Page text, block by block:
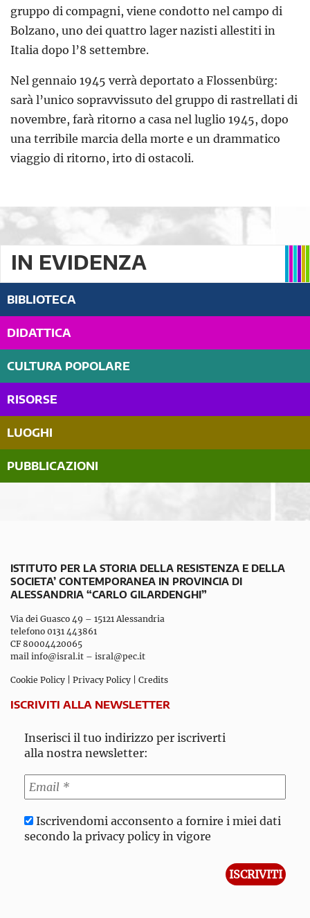
gruppo di compagni, viene condotto nel campo di
Bolzano, uno dei quattro lager nazisti allestiti in
Italia dopo l’8 settembre.
Nel gennaio 1945 verrà deportato a Flossenbürg:
sarà l’unico sopravvissuto del gruppo di rastrellati di
novembre, farà ritorno a casa nel luglio 1945, dopo
una terribile marcia della morte e un drammatico
viaggio di ritorno, irto di ostacoli.
IN EVIDENZA
BIBLIOTECA
DIDATTICA
CULTURA POPOLARE
RISORSE
LUOGHI
PUBBLICAZIONI
ISTITUTO PER LA STORIA DELLA RESISTENZA E DELLA
SOCIETA’ CONTEMPORANEA IN PROVINCIA DI
ALESSANDRIA “CARLO GILARDENGHI”
Via dei Guasco 49 – 15121 Alessandria
telefono 0131 443861
CF 80004420065
mail info@isral.it – isral@pec.it
Cookie Policy Privacy Policy Credits
ISCRIVITI ALLA NEWSLETTER
Inserisci il tuo indirizzo per iscriverti
alla nostra newsletter:
Iscrivendomi acconsento a fornire i miei dati
secondo la privacy policy in vigore